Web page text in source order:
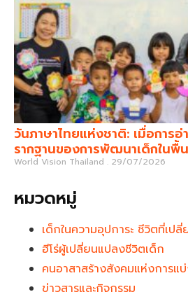
วันภาษาไทยแห่งชาติ: เมื่อการ
รากฐานของการพัฒนาเด็กในพื้
World Vision Thailand 29/07/2026
หมวดหมู่
เด็กในความอุปการะ ชีวิตที่เป
ฮีโร่ผู้เปลี่ยนแปลงชีวิตเด็ก
คนอาสาสร้างสังคมแห่งการแ
ข่าวสารและกิจกรรม